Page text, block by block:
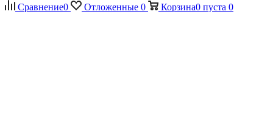
Сравнение0 Отложенные 0 Корзина0 пуста 0